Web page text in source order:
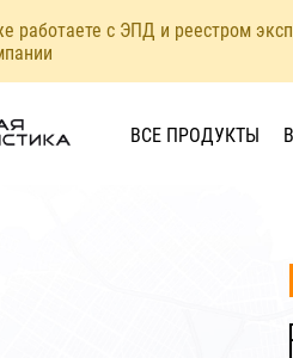
работаете с ЭПД и реестром
ВСЕ ПРОДУКТЫ